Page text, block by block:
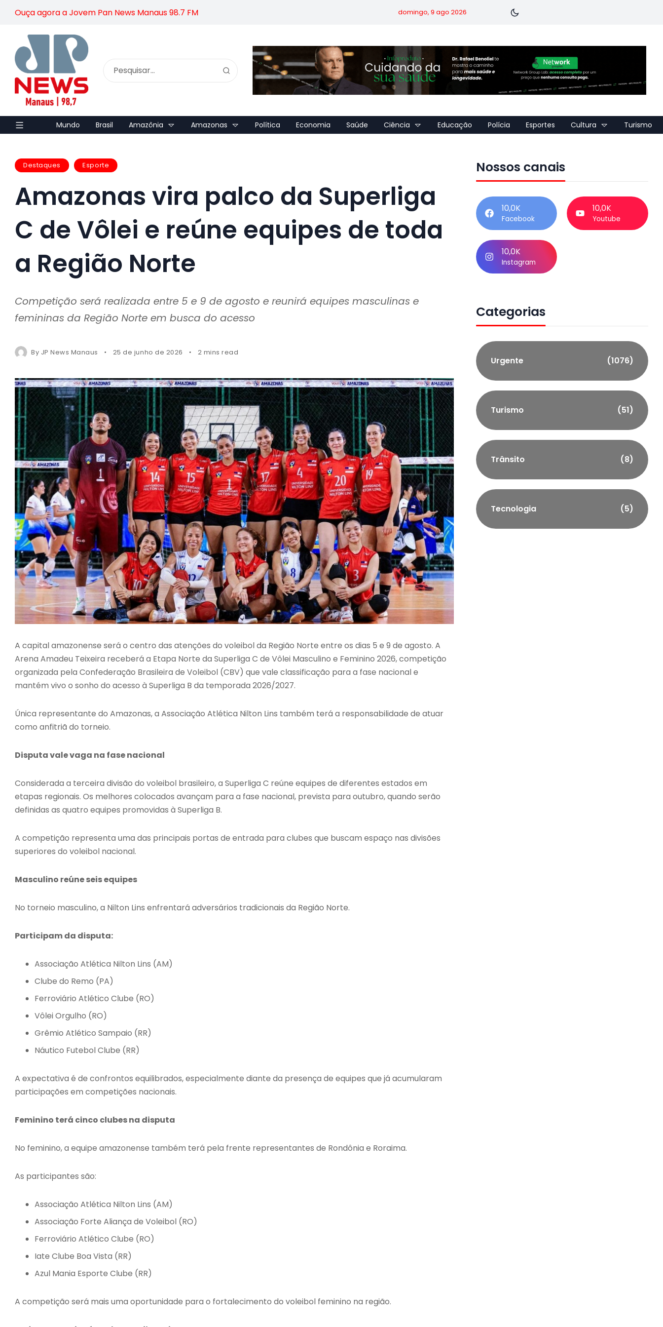
Ouça agora a Jovem Pan News Manaus 98.7 FM domingo, 9 ago 2026
Mundo Brasil Amazônia Amazonas Política Economia Saúde Ciência Educação Polícia Esportes Cultura Turismo
Destaques Esporte
Amazonas vira palco da Superliga
C de Vôlei e reúne equipes de toda
a Região Norte
Competição será realizada entre 5 e 9 de agosto e reunirá equipes masculinas e
femininas da Região Norte em busca do acesso
By JP News Manaus 25 de junho de 2026 2 mins read
A capital amazonense será o centro das atenções do voleibol da Região Norte entre os dias 5 e 9 de agosto. A
Arena Amadeu Teixeira receberá a Etapa Norte da Superliga C de Vôlei Masculino e Feminino 2026, competição
organizada pela Confederação Brasileira de Voleibol (CBV) que vale classificação para a fase nacional e
mantém vivo o sonho do acesso à Superliga B da temporada 2026/2027.
Única representante do Amazonas, a Associação Atlética Nilton Lins também terá a responsabilidade de atuar
como anfitriã do torneio.
Disputa vale vaga na fase nacional
Considerada a terceira divisão do voleibol brasileiro, a Superliga C reúne equipes de diferentes estados em
etapas regionais. Os melhores colocados avançam para a fase nacional, prevista para outubro, quando serão
definidas as quatro equipes promovidas à Superliga B.
A competição representa uma das principais portas de entrada para clubes que buscam espaço nas divisões
superiores do voleibol nacional.
Masculino reúne seis equipes
No torneio masculino, a Nilton Lins enfrentará adversários tradicionais da Região Norte.
Participam da disputa:
Associação Atlética Nilton Lins (AM)
Clube do Remo (PA)
Ferroviário Atlético Clube (RO)
Vôlei Orgulho (RO)
Grêmio Atlético Sampaio (RR)
Náutico Futebol Clube (RR)
A expectativa é de confrontos equilibrados, especialmente diante da presença de equipes que já acumularam
participações em competições nacionais.
Feminino terá cinco clubes na disputa
No feminino, a equipe amazonense também terá pela frente representantes de Rondônia e Roraima.
As participantes são:
Associação Atlética Nilton Lins (AM)
Associação Forte Aliança de Voleibol (RO)
Ferroviário Atlético Clube (RO)
Iate Clube Boa Vista (RR)
Azul Mania Esporte Clube (RR)
A competição será mais uma oportunidade para o fortalecimento do voleibol feminino na região.
Nossos canais
10,0K
Facebook
10,0K
Youtube
10,0K
Instagram
Categorias
Urgente (1076)
Turismo (51)
Trânsito (8)
Tecnologia (5)